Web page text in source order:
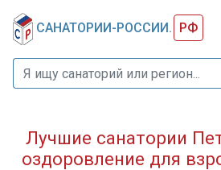
САНАТОРИИ-РОССИИ. РФ
Лучшие санатории
оздоровление для